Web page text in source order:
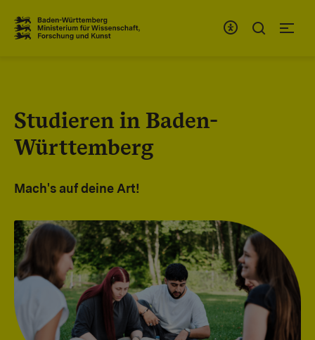
Studieren in Baden-
Württemberg
Mach's auf deine Art!